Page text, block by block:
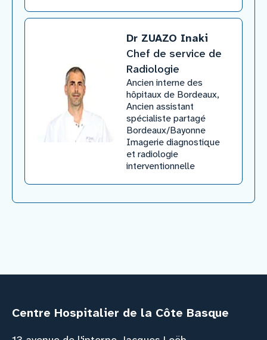
Dr ZUAZO Inaki
Chef de service de
Radiologie
​Ancien interne des
hôpitaux de Bordeaux,
Ancien assistant
spécialiste partagé
Bordeaux/Bayonne
Imagerie diagnostique
et radiologie
interventionnelle
Centre Hospitalier de la Côte Basque